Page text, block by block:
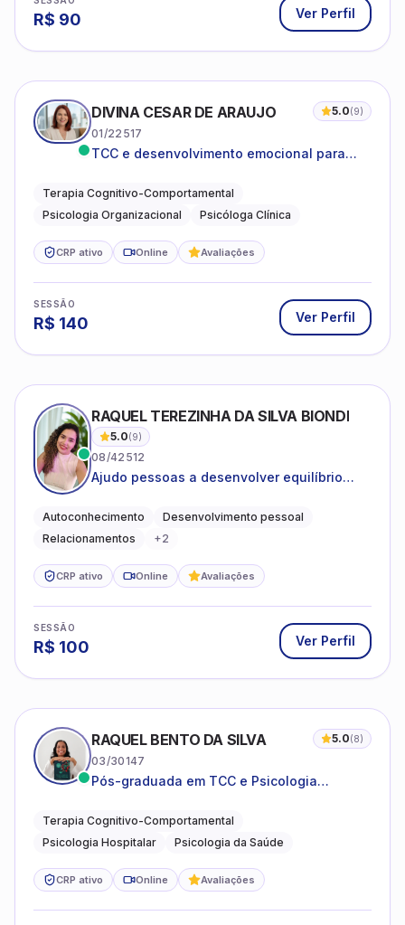
R$ 90 Ver Perfil
DIVINA CESAR DE ARAUJO 5.0(9)
01/22517
TCC e desenvolvimento emocional para
Terapia Cognitivo-Comportamental
Psicologia Organizacional
Psicóloga Clínica
CRP ativo Online Avaliações
SESSÃO
R$ 140 Ver Perfil
RAQUEL TEREZINHA DA SILVA BIONDI
5.0(9)
08/42512
Ajudo pessoas a desenvolver equilíbrio
Autoconhecimento
Desenvolvimento pessoal
Relacionamentos
+2
CRP ativo Online Avaliações
SESSÃO
R$ 100 Ver Perfil
RAQUEL BENTO DA SILVA 5.0(8)
03/30147
Pós-graduada em TCC e Psicologia
Terapia Cognitivo-Comportamental
Psicologia Hospitalar
Psicologia da Saúde
CRP ativo Online Avaliações